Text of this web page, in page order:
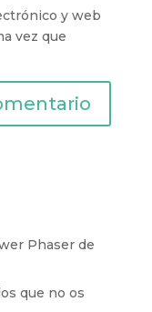
y web
vez que
Phaser de
que no os